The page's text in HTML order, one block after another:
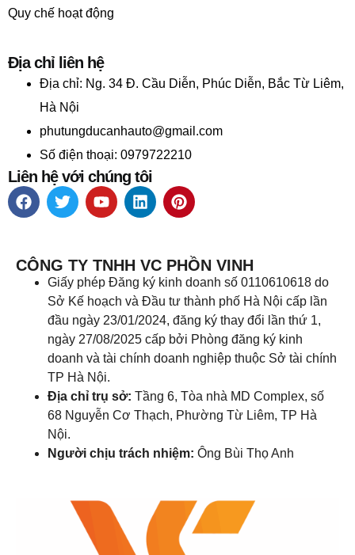
Quy chế hoạt động
Địa chỉ liên hệ
Địa chỉ: Ng. 34 Đ. Cầu Diễn, Phúc Diễn, Bắc Từ Liêm,
Hà Nội
phutungducanhauto@gmail.com
Số điện thoại: 0979722210
Liên hệ với chúng tôi
CÔNG TY TNHH VC PHỒN VINH
Giấy phép Đăng ký kinh doanh số 0110610618 do
Sở Kế hoạch và Đầu tư thành phố Hà Nội cấp lần
đầu ngày 23/01/2024, đăng ký thay đổi lần thứ 1,
ngày 27/08/2025 cấp bởi Phòng đăng ký kinh
doanh và tài chính doanh nghiệp thuộc Sở tài chính
TP Hà Nội.
Địa chỉ trụ sở: Tầng 6, Tòa nhà MD Complex, số
68 Nguyễn Cơ Thạch, Phường Từ Liêm, TP Hà
Nội.
Người chịu trách nhiệm: Ông Bùi Thọ Anh